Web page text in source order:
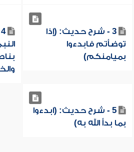
3 - شرح حديث: (إذا
توضأتم فابدءوا
بميامنكم)
5 - شرح حديث: (ابدءوا
بما بدأ الله به)